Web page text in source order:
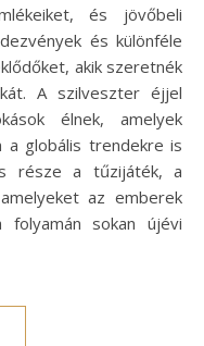
és jövőbeli
és különféle
akik szeretnék
A szilveszter éjjel
élnek, amelyek
a globális trendekre is
része a tűzijáték, a
az emberek
folyamán sokan újévi